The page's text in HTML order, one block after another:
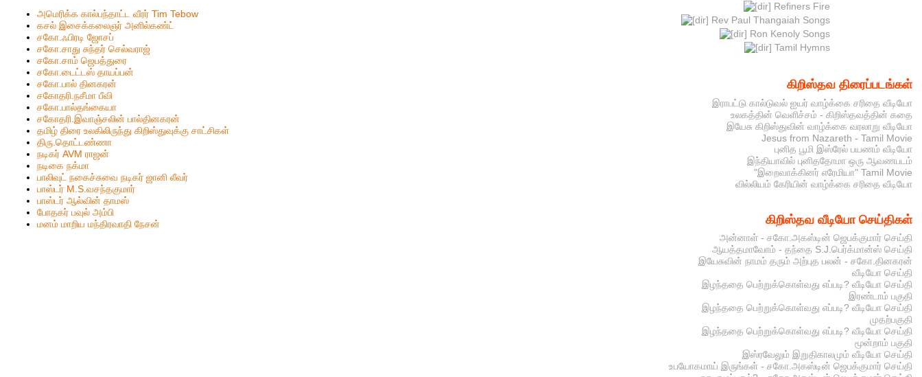
அமெரிக்க கால்பந்தாட்ட வீரர் Tim Tebow
கசல் இசைக்கலைஞர் அனில்கண்ட்
சகோ.ஃபிரடி ஜோசப்
சகோ.சாது சுந்தர் செல்வராஜ்
சகோ.சாம் ஜெபத்துரை
சகோ.டைட்டஸ் தாயப்பன்
சகோ.பால் தினகரன்
சகோதரி.நசீமா பீவி
ச‌கோ.பால்த‌ங்கையா
ச‌கோதரி.இவாஞ்சலின் பால்தின‌க‌ர‌ன்
தமிழ் திரை உலகிலிருந்து கிறிஸ்துவுக்கு சாட்சிகள்
திரு.தொட்டண்ணா
நடிகர் AVM ராஜன்
நடிகை நக்மா
பாலிவுட் நகைச்சுவை நடிகர் ஜானி லீவர்
பாஸ்டர் M.S.வசந்தகுமார்
பாஸ்டர் ஆல்வின் தாமஸ்
போதகர் பவுல் அம்பி
மனம் மாறிய மந்திரவாதி நேசன்
Refiners Fire
Rev Paul Thangaiah Songs
Ron Kenoly Songs
Tamil Hymns
கிறிஸ்தவ திரைப்படங்கள்
இராபட்டு கால்டுவல் ஐயர் வாழ்க்கை சரிதை வீடியோ
உலகத்தின் வெளிச்சம் - கிறிஸ்தவத்தின் கதை
இயேசு கிறிஸ்துவின் வாழ்க்கை வரலாறு வீடியோ
Jesus from Nazareth - Tamil Movie
புனித பூமி இஸ்ரேல் பயணம் வீடியோ
இந்தியாவில் புனிததோமா ஒரு ஆவணபடம்
"இறைவாக்கினர் எரேமியா" Tamil Movie
வில்லியம் கேரியின் வாழ்க்கை சரிதை வீடியோ
கிறிஸ்தவ வீடியோ செய்திகள்
அன்னாள் - சகோ.அகஸ்டின் ஜெபக்குமார் செய்தி
ஆயத்தமாவோம் - தந்தை S.J.பெர்க்மான்ஸ் செய்தி
இயேசுவின் நாமம் தரும் அற்புத பலன் - சகோ.தினகரன்
வீடியோ செய்தி
இழந்ததை பெற்றுக்கொள்வது எப்படி? வீடியோ செய்தி
இரண்டாம் பகுதி
இழந்ததை பெற்றுக்கொள்வது எப்படி? வீடியோ செய்தி
முதற்பகுதி
இழந்ததை பெற்றுக்கொள்வது எப்படி? வீடியோ செய்தி
மூன்றாம் பகுதி
இஸ்ரவேலும் இறுதிகாலமும் வீடியோ செய்தி
உபயோகமாய் இருங்கள் - சகோ.அகஸ்டின் ஜெபக்குமார் செய்தி